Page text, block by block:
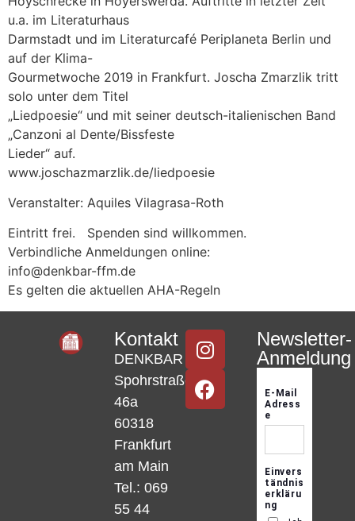
u.a. im Literaturhaus
Darmstadt und im Literaturcafé Periplaneta Berlin und
auf der Klima-
Gourmetwoche 2019 in Frankfurt. Joscha Zmarzlik tritt
solo unter dem Titel
„Liedpoesie“ und mit seiner deutsch-italienischen Band
„Canzoni al Dente/Bissfeste
Lieder“ auf.
www.joschazmarzlik.de/liedpoesie
Veranstalter: Aquiles Vilagrasa-Roth
Eintritt frei. Spenden sind willkommen.
Verbindliche Anmeldungen online:
info@denkbar-ffm.de
Es gelten die aktuellen AHA-Regeln
Kontakt
DENKBAR
Spohrstraße
46a
60318
Frankfurt
am Main
Tel.: 069
55 44
Newsletter-
Anmeldung